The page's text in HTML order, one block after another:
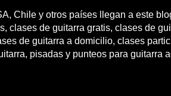
Chile y otros países llegan a este
clases de guitarra gratis, clases de
de guitarra a domicilio, clases
pisadas y punteos para guitarra